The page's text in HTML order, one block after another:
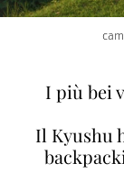
I più bei
Il Kyushu